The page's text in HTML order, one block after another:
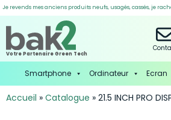
Je revends mes anciens produits neufs, usagés, cassés, je
Votre Partenaire Green Tech
Smartphone Ordinateur Ecran
Accueil » Catalogue » 21.5 INCH PRO